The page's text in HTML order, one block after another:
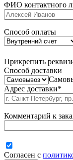
ФИО контактного
Способ оплаты
Прикрепить
Способ доставки
Адрес доставки*
Комментарий к
Согласен с